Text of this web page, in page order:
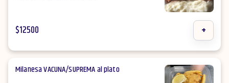
$12500 +
Milanesa VACUNA/SUPREMA al plato